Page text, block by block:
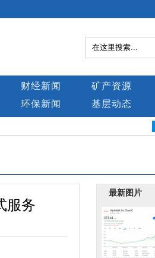
财经新闻 矿产资源
环保新闻 基层动态
服务
最新图片